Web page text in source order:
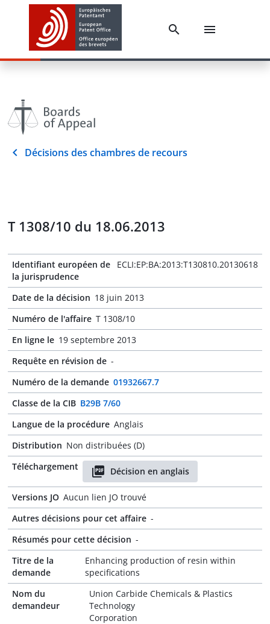
Décisions des chambres de recours
T 1308/10 du 18.06.2013
Identifiant européen de
la jurisprudence
ECLI:EP:BA:2013:T130810.20130618
Date de la décision 18 juin 2013
Numéro de l'affaire T 1308/10
En ligne le 19 septembre 2013
Requête en révision de -
Numéro de la demande 01932667.7
Classe de la CIB B29B 7/60
Langue de la procédure Anglais
Distribution Non distribuées (D)
Téléchargement
Décision en anglais
Versions JO Aucun lien JO trouvé
Autres décisions pour cet affaire -
Résumés pour cette décision -
Titre de la
demande
Enhancing production of resin within
specifications
Nom du
demandeur
Union Carbide Chemicals & Plastics
Technology
Corporation